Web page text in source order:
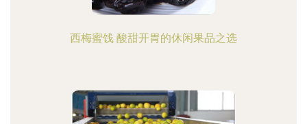
西梅蜜饯 酸甜开胃的休闲果品之选